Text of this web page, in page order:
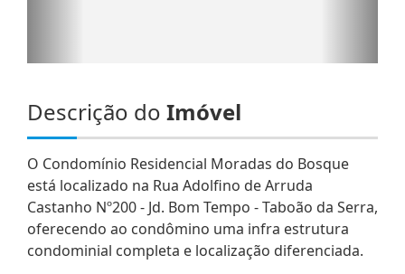
Descrição do Imóvel
O Condomínio Residencial Moradas do Bosque
está localizado na Rua Adolfino de Arruda
Castanho Nº200 - Jd. Bom Tempo - Taboão da Serra,
oferecendo ao condômino uma infra estrutura
condominial completa e localização diferenciada.